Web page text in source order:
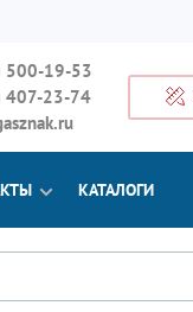
500-19-53
407-23-74
КАТАЛОГИ